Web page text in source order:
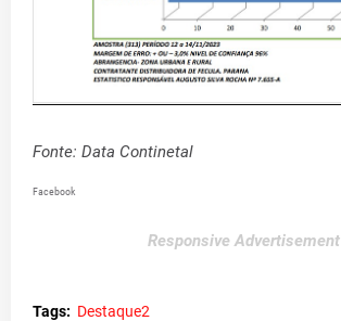
Fonte: Data Continetal
Facebook
Responsive Advertisement
Tags: Destaque2